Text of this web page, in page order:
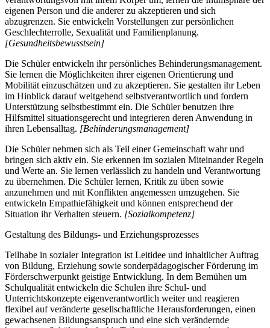
eigenen Person und die anderer zu akzeptieren und sich
abzugrenzen. Sie entwickeln Vorstellungen zur persönlichen
Geschlechterrolle, Sexualität und Familienplanung.
[Gesundheitsbewusstsein]
Die Schüler entwickeln ihr persönliches Behinderungsmanagement.
Sie lernen die Möglichkeiten ihrer eigenen Orientierung und
Mobilität einzuschätzen und zu akzeptieren. Sie gestalten ihr Leben
im Hinblick darauf weitgehend selbstverantwortlich und fordern
Unterstützung selbstbestimmt ein. Die Schüler benutzen ihre
Hilfsmittel situationsgerecht und integrieren deren Anwendung in
ihren Lebensalltag. [Behinderungsmanagement]
Die Schüler nehmen sich als Teil einer Gemeinschaft wahr und
bringen sich aktiv ein. Sie erkennen im sozialen Miteinander Regeln
und Werte an. Sie lernen verlässlich zu handeln und Verantwortung
zu übernehmen. Die Schüler lernen, Kritik zu üben sowie
anzunehmen und mit Konflikten angemessen umzugehen. Sie
entwickeln Empathiefähigkeit und können entsprechend der
Situation ihr Verhalten steuern. [Sozialkompetenz]
Gestaltung des Bildungs- und Erziehungsprozesses
Teilhabe in sozialer Integration ist Leitidee und inhaltlicher Auftrag
von Bildung, Erziehung sowie sonderpädagogischer Förderung im
Förderschwerpunkt geistige Entwicklung. In dem Bemühen um
Schulqualität entwickeln die Schulen ihre Schul- und
Unterrichtskonzepte eigenverantwortlich weiter und reagieren
flexibel auf veränderte gesellschaftliche Herausforderungen, einen
gewachsenen Bildungsanspruch und eine sich verändernde